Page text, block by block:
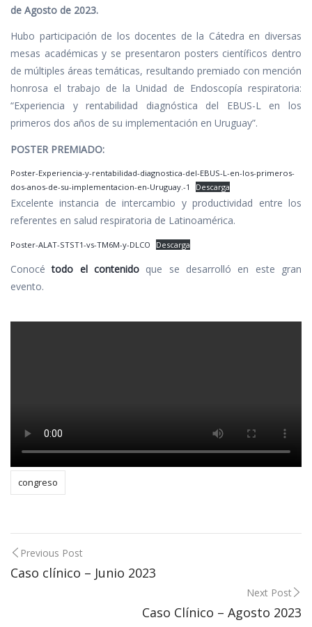
de Agosto de 2023.
Hubo participación de los docentes de la Cátedra en diversas
mesas académicas y se presentaron posters científicos dentro
de múltiples áreas temáticas, resultando premiado con mención
honrosa el trabajo de la Unidad de Endoscopía respiratoria:
“Experiencia y rentabilidad diagnóstica del EBUS-L en los
primeros dos años de su implementación en Uruguay”.
POSTER PREMIADO:
Poster-Experiencia-y-rentabilidad-diagnostica-del-EBUS-L-en-los-primeros-
dos-anos-de-su-implementacion-en-Uruguay.-1
Descarga
Excelente instancia de intercambio y productividad entre los
referentes en salud respiratoria de Latinoamérica.
Poster-ALAT-STST1-vs-TM6M-y-DLCO Descarga
Conocétodo el contenido que se desarrolló en este gran
evento.
congreso
Post
navigation
Previous Post
Caso clínico – Junio 2023
Next Post
Caso Clínico – Agosto 2023